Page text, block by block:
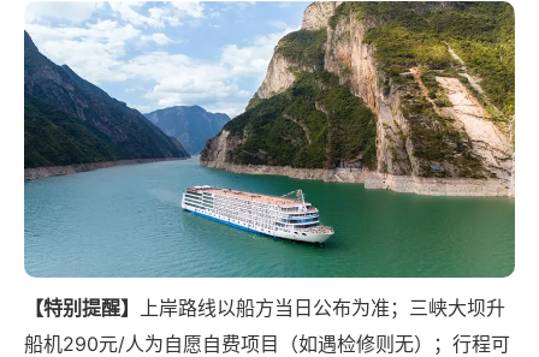
【特别提醒】
上岸路线以船方当日公布为准；三峡大坝升
船机290元/人为自愿自费项目（如遇检修则无）；行程可